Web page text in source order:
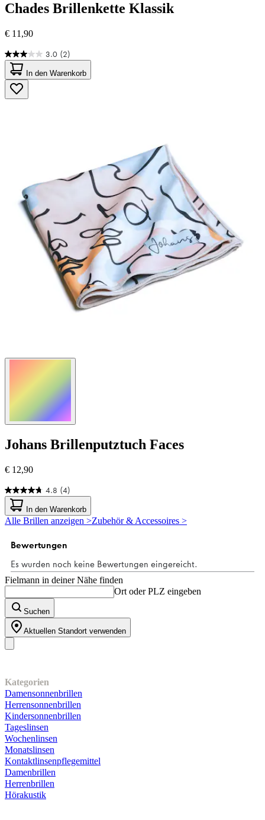
Chades Brillenkette Klassik
€ 11,90
3.0 (2)
3.0
von
5
Sternen.
2
In den Warenkorb
Johans Brillenputztuch Faces
€ 12,90
4.8 (4)
4.8
von
5
Sternen.
Bewertungen
In den Warenkorb
Alle Brillen anzeigen >Zubehör & Accessoires >
Fielmann in deiner Nähe finden
Ort oder PLZ eingeben
Suchen
Aktuellen Standort verwenden
Kategorien
Damensonnenbrillen
Herrensonnenbrillen
Kindersonnenbrillen
Tageslinsen
Wochenlinsen
Monatslinsen
Kontaktlinsenpflegemittel
Damenbrillen
Herrenbrillen
Hörakustik